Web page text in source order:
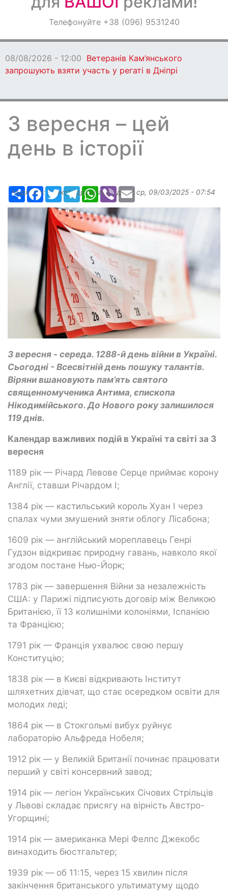
ОголошенняТелефонуйте +38 (096) 9531240
08/08/2026 - 12:00 Ветеранів Кам’янського
запрошують взяти участь у регаті в Дніпрі
3 вересня – цей
день в історії
РесурсFacebook
TwitterTelegramWhatsApp
ViberEmail
Надіслав: Александр Бугаев, дата: ср, 09/03/2025 - 07:54
3 вересня - середа. 1288-й день війни в Україні.
Сьогодні - Всесвітній день пошуку талантів.
Віряни вшановують пам’ять святого
священномученика Антима, єпископа
Нікодимійського. До Нового року залишилося
119 днів.
Календар важливих подій в Україні та світі за 3
вересня
1189 рік — Річард Левове Серце приймає корону
Англії, ставши Річардом I;
1384 рік — кастильський король Хуан І через
спалах чуми змушений зняти облогу Лісабона;
1609 рік — англійський мореплавець Генрі
Гудзон відкриває природну гавань, навколо якої
згодом постане Нью-Йорк;
1783 рік — завершення Війни за незалежність
США: у Парижі підписують договір між Великою
Британією, її 13 колишніми колоніями, Іспанією
та Францією;
1791 рік — Франція ухвалює свою першу
Конституцію;
1838 рік — в Києві відкривають Інститут
шляхетних дівчат, що стає осередком освіти для
молодих леді;
1864 рік — в Стокгольмі вибух руйнує
лабораторію Альфреда Нобеля;
1912 рік — у Великій Британії починає працювати
перший у світі консервний завод;
1914 рік — легіон Українських Січових Стрільців
у Львові складає присягу на вірність Австро-
Угорщині;
1914 рік — американка Мері Фелпс Джекобс
винаходить бюстгальтер;
1939 рік — об 11:15, через 15 хвилин після
закінчення британського ультиматуму щодо